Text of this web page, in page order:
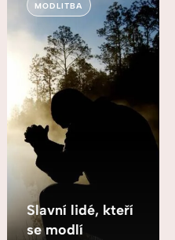
MODLITBA
Slavní lidé, kteří
se modlí